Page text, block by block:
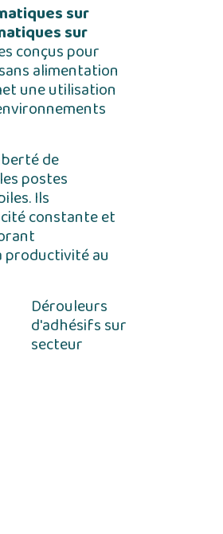
sur
sur
conçus pour
alimentation
une utilisation
de
postes
Ils
constante et
productivité au
Dérouleurs
d'adhésifs sur
secteur